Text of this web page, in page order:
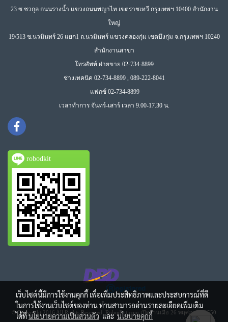
23 ซ.ชวกุล ถนนรางน้ำ แขวงถนนพญาไท เขตราชเทวี กรุงเทพฯ 10400 สำนักงาน
ใหญ่
19/513 ซ.นวมินทร์ 26 แยก1 ถ.นวมินทร์ แขวงคลองกุ่ม เขตบึงกุ่ม จ.กรุงเทพฯ 10240
สำนักงานสาขา
โทรศัพท์ ฝ่ายขาย 02-734-8899
ช่างเทคนิค 02-734-8899 , 089-222-8041
แฟกซ์ 02-734-8899
เวลาทำการ จันทร์-เสาร์ เวลา 9.00-17.30 น.
robodkit
© Copyright 2016 All Rights Reserved. Robodkit.com เปิดร้านเมื่อ 26 พฤศภาคม 2550
เว็บไซต์นี้มีการใช้งานคุกกี้ เพื่อเพิ่มประสิทธิภาพและประสบการณ์ที่ดี
ในการใช้งานเว็บไซต์ของท่าน ท่านสามารถอ่านรายละเอียดเพิ่มเติม
ได้ที่นโยบายความเป็นส่วนตัวและนโยบายคุกกี้